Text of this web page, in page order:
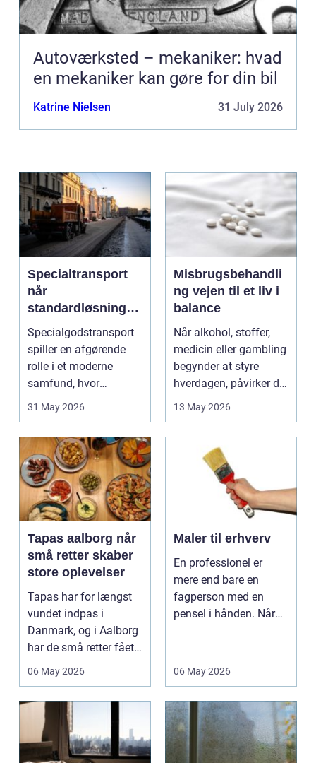
Autoværksted – mekaniker: hvad
en mekaniker kan gøre for din bil
Katrine Nielsen 31 July 2026
Specialtransport
når
standardløsninger
ikke rækker
Specialgodstransport
spiller en afgørende
rolle i et moderne
samfund, hvor
industrien bliver mere
31 May 2026
Misbrugsbehandli
ng vejen til et liv i
balance
Når alkohol, stoffer,
medicin eller gambling
begynder at styre
hverdagen, påvirker det
ikke kun pers...
13 May 2026
Tapas aalborg når
små retter skaber
store oplevelser
Tapas har for længst
vundet indpas i
Danmark, og i Aalborg
har de små retter fået
deres helt eget li...
06 May 2026
Maler til erhverv
En professionel er
mere end bare en
fagperson med en
pensel i hånden. Når
06 May 2026